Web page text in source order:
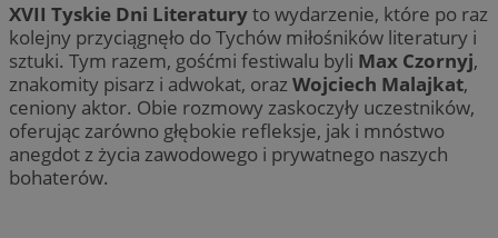
XVII Tyskie Dni Literaturyto wydarzenie, które po raz
kolejny przyciągnęło do Tychów miłośników literatury i
sztuki. Tym razem, gośćmi festiwalu byli Max Czornyj,
znakomity pisarz i adwokat, orazWojciech Malajkat,
ceniony aktor. Obie rozmowy zaskoczyły uczestników,
oferując zarówno głębokie refleksje, jak i mnóstwo
anegdot z życia zawodowego i prywatnego naszych
bohaterów.